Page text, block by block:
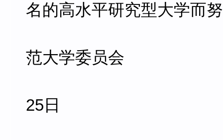
名的高水平研究型大学而
范大学委员会
25日